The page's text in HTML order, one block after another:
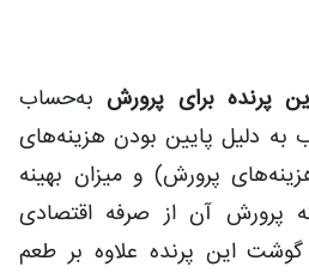
پرنده برای پرورش به‌حساب
به دلیل پایین بودن هزینه‌های
پرورش) و میزان بهینه
پرورش آن از صرفه اقتصادی
گوشت این پرنده علاوه بر طعم